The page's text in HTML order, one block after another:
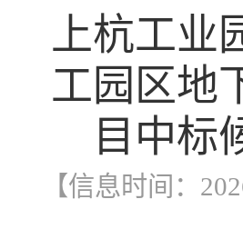
上杭工业
工园区地
目中标
【信息时间：